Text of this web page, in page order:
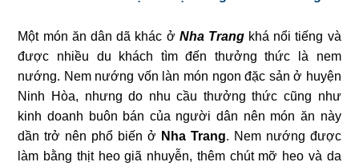
Một món ăn dân dã khác ở Nha Trangkhá nổi tiếng và
được nhiều du khách tìm đến thưởng thức là nem
nướng. Nem nướng vốn làn món ngon đặc sản ở huyện
Ninh Hòa, nhưng do nhu cầu thưởng thức cũng như
kinh doanh buôn bán của người dân nên món ăn này
dần trở nên phổ biến ở Nha Trang. Nem nướng được
làm bằng thịt heo giã nhuyễn, thêm chút mỡ heo và da